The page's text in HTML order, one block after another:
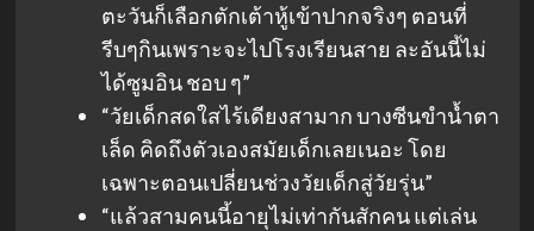
ตะวันก็เลือกตักเต้าหู้เข้าปากจริงๆ ตอนที่
รีบๆกินเพราะจะไปโรงเรียนสาย ละอันนี้ไม่
ได้ซูมอิน ชอบ ๆ”
“วัยเด็กสดใสไร้เดียงสามาก บางซีนขำน้ำตา
เล็ด คิดถึงตัวเองสมัยเด็กเลยเนอะ โดย
เฉพาะตอนเปลี่ยนช่วงวัยเด็กสู่วัยรุ่น”
“แล้วสามคนนี้อายุไม่เท่ากันสักคน แต่เล่น